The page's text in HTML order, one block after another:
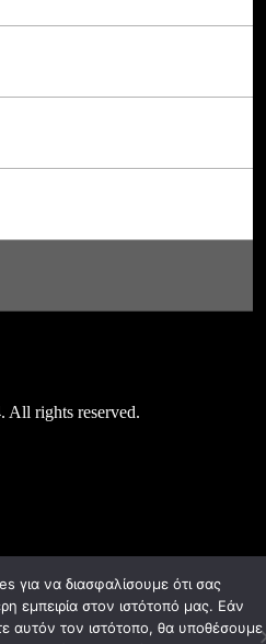
All rights reserved.
για να διασφαλίσουμε ότι σας
εμπειρία στον ιστότοπό μας. Εάν
αυτόν τον ιστότοπο, θα υποθέσουμε